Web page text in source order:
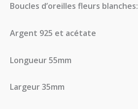
Boucles d’oreilles fleurs blanches:
Argent 925 et acétate
Longueur 55mm
Largeur 35mm